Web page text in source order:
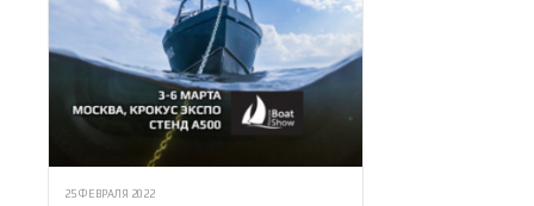
25 ФЕВРАЛЯ 2022